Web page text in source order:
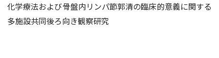
交通アクセス
化学療法および骨盤内リンパ節郭清の臨床的意義に関する
多施設共同後ろ向き観察研究